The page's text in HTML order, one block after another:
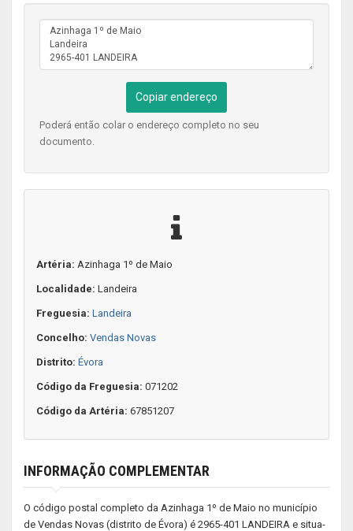
Copiar endereço
Poderá então colar o endereço completo no seu
documento.
Artéria: Azinhaga 1º de Maio
Localidade: Landeira
Freguesia: Landeira
Concelho: Vendas Novas
Distrito: Évora
Código da Freguesia: 071202
Código da Artéria: 67851207
INFORMAÇÃO COMPLEMENTAR
O código postal completo da Azinhaga 1º de Maio no município
de Vendas Novas (distrito de Évora) é 2965-401 LANDEIRA e situa-